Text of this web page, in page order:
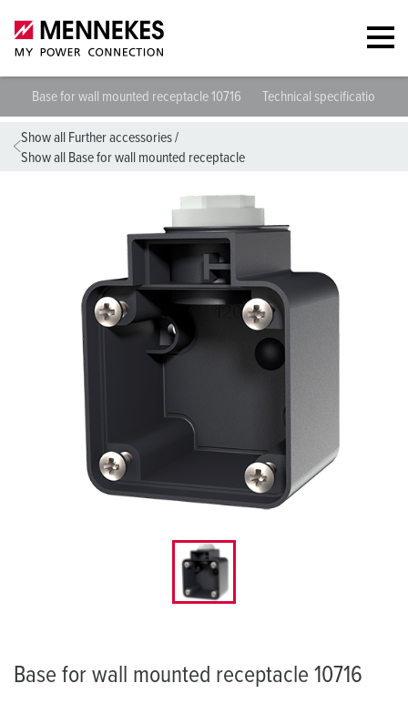
Base for wall mounted receptacle 10716 Technical specifications
Show all Further accessories/
Show all Base for wall mounted receptacle
Base for wall mounted receptacle 10716